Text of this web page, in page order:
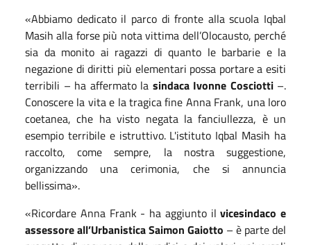
«Abbiamo dedicato il parco di fronte alla scuola Iqbal
Masih alla forse più nota vittima dell’Olocausto, perché
sia da monito ai ragazzi di quanto le barbarie e la
negazione di diritti più elementari possa portare a esiti
terribili – ha affermato la sindaca Ivonne Cosciotti–.
Conoscere la vita e la tragica fine Anna Frank, una loro
coetanea, che ha visto negata la fanciullezza, è un
esempio terribile e istruttivo. L'istituto Iqbal Masih ha
raccolto, come sempre, la nostra suggestione,
organizzando una cerimonia, che si annuncia
bellissima».
«Ricordare Anna Frank - ha aggiunto ilvicesindaco e
assessore all’Urbanistica Saimon Gaiotto – è parte del